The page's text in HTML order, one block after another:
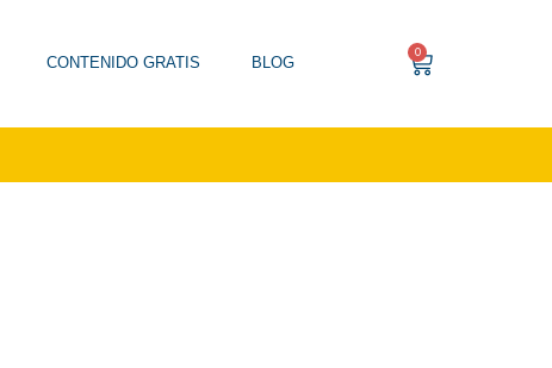
CONTENIDO GRATIS BLOG
0